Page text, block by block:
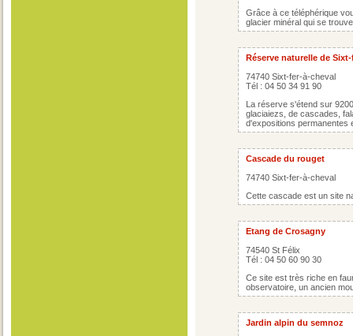
Grâce à ce téléphérique
glacier minéral qui se
Réserve naturelle de
74740 Sixt-fer-à-cheval
Tél : 04 50 34 91 90
La réserve s'étend sur
glaciaiezs, de cascades,
d'expositions permanentes
Cascade du rouget
74740 Sixt-fer-à-cheval
Cette cascade est un site
Etang de Crosagny
74540 St Félix
Tél : 04 50 60 90 30
Ce site est très riche en
observatoire, un ancien
Jardin alpin du semnoz